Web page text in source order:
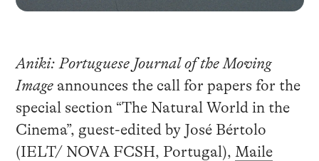
Aniki: Portuguese Journal of the Moving
Imageannounces the call for papers for the
special section “The Natural World in the
Cinema”, guest-edited by José Bértolo
(IELT/ NOVA FCSH, Portugal), Maile